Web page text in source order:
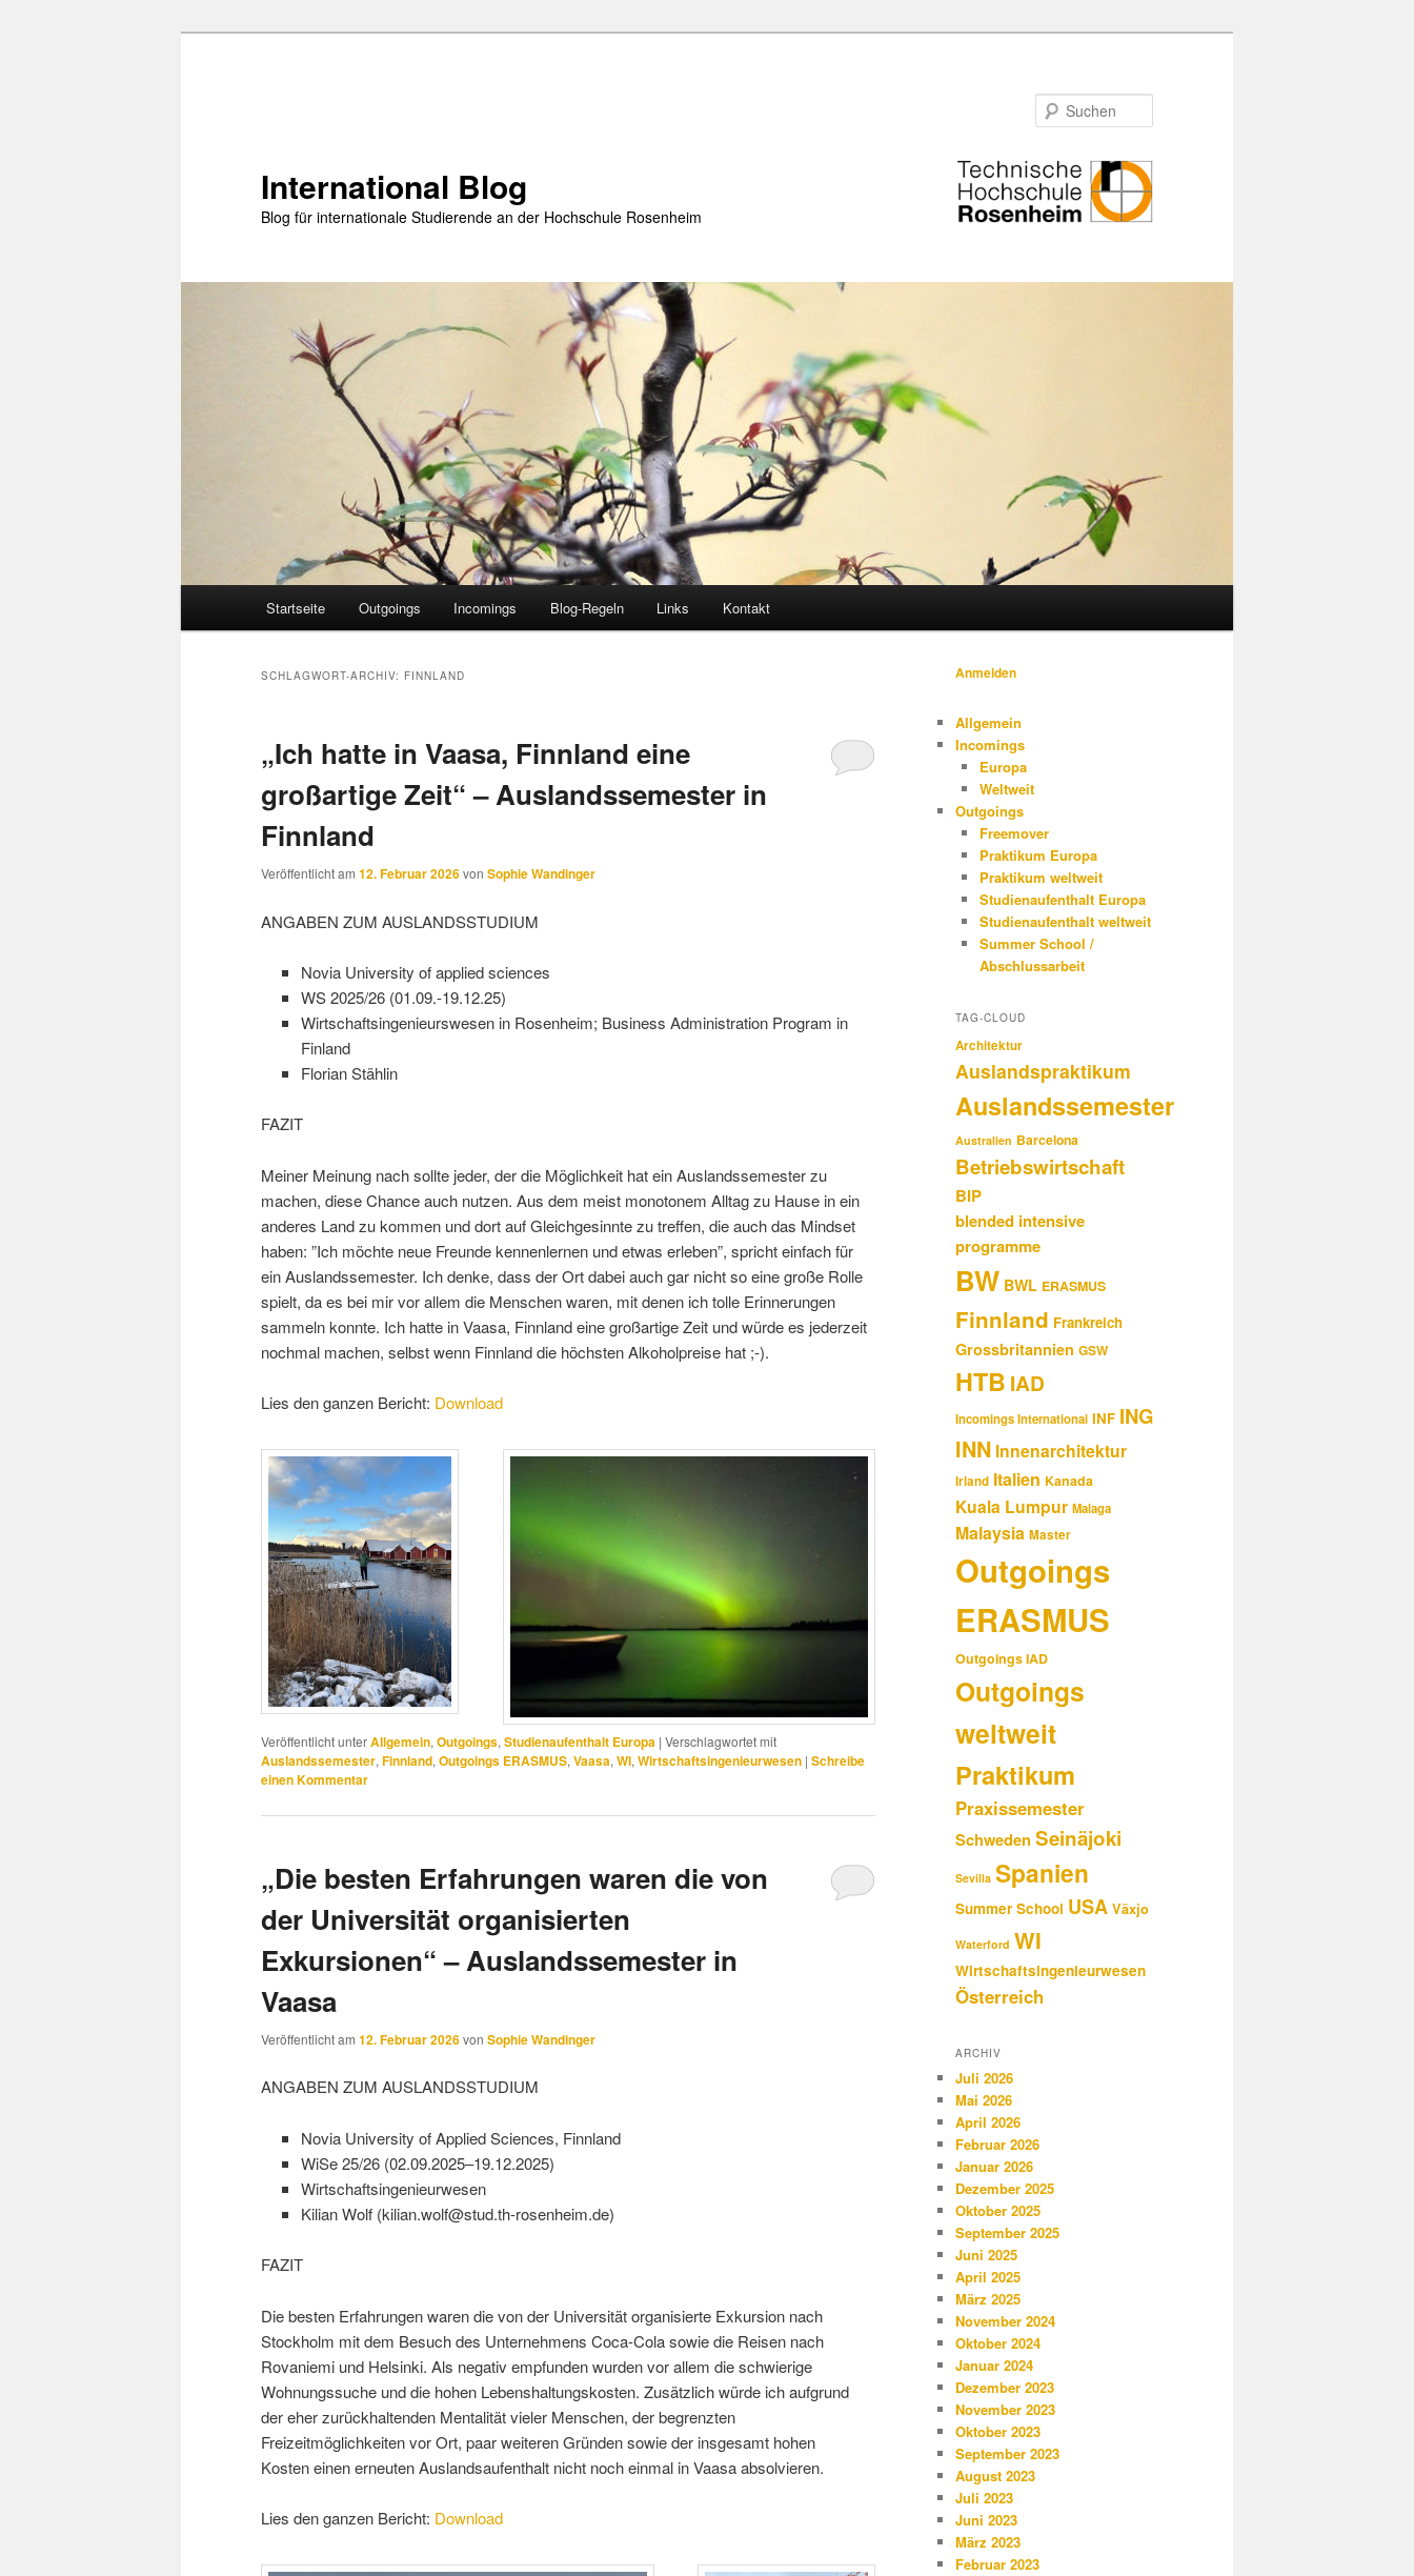
International Blog
Blog für internationale Studierende an der Hochschule Rosenheim
Startseite Outgoings Incomings Blog-Regeln Links Kontakt
SCHLAGWORT-ARCHIV: FINNLAND
„Ich hatte in Vaasa, Finnland eine
großartige Zeit“ – Auslandssemester in
Finnland
Veröffentlicht am 12. Februar 2026von Sophie Wandinger
ANGABEN ZUM AUSLANDSSTUDIUM
Novia University of applied sciences
WS 2025/26 (01.09.-19.12.25)
Wirtschaftsingenieurswesen in Rosenheim; Business Administration Program in
Finland
Florian Stählin
FAZIT
Meiner Meinung nach sollte jeder, der die Möglichkeit hat ein Auslandssemester zu
machen, diese Chance auch nutzen. Aus dem meist monotonem Alltag zu Hause in ein
anderes Land zu kommen und dort auf Gleichgesinnte zu treffen, die auch das Mindset
haben: ”Ich möchte neue Freunde kennenlernen und etwas erleben”, spricht einfach für
ein Auslandssemester. Ich denke, dass der Ort dabei auch gar nicht so eine große Rolle
spielt, da es bei mir vor allem die Menschen waren, mit denen ich tolle Erinnerungen
sammeln konnte. Ich hatte in Vaasa, Finnland eine großartige Zeit und würde es jederzeit
nochmal machen, selbst wenn Finnland die höchsten Alkoholpreise hat ;-).
Lies den ganzen Bericht: Download
Veröffentlicht unterAllgemein,Outgoings,Studienaufenthalt Europa | Verschlagwortet mit
Auslandssemester,Finnland,Outgoings ERASMUS,Vaasa,WI,Wirtschaftsingenieurwesen | Schreibe
einen Kommentar
„Die besten Erfahrungen waren die von
der Universität organisierten
Exkursionen“ – Auslandssemester in
Vaasa
Veröffentlicht am 12. Februar 2026von Sophie Wandinger
ANGABEN ZUM AUSLANDSSTUDIUM
Novia University of Applied Sciences, Finnland
WiSe 25/26 (02.09.2025–19.12.2025)
Wirtschaftsingenieurwesen
Kilian Wolf (kilian.wolf@stud.th-rosenheim.de)
FAZIT
Die besten Erfahrungen waren die von der Universität organisierte Exkursion nach
Stockholm mit dem Besuch des Unternehmens Coca-Cola sowie die Reisen nach
Rovaniemi und Helsinki. Als negativ empfunden wurden vor allem die schwierige
Wohnungssuche und die hohen Lebenshaltungskosten. Zusätzlich würde ich aufgrund
der eher zurückhaltenden Mentalität vieler Menschen, der begrenzten
Freizeitmöglichkeiten vor Ort, paar weiteren Gründen sowie der insgesamt hohen
Kosten einen erneuten Auslandsaufenthalt nicht noch einmal in Vaasa absolvieren.
Lies den ganzen Bericht: Download
Anmelden
Allgemein
Incomings
Europa
Weltweit
Outgoings
Freemover
Praktikum Europa
Praktikum weltweit
Studienaufenthalt Europa
Studienaufenthalt weltweit
Summer School /
Abschlussarbeit
TAG-CLOUD
Architektur
Auslandspraktikum
Auslandssemester
Australien Barcelona
Betriebswirtschaft
BIP
blended intensive
programme
BW BWL ERASMUS
Finnland Frankreich
Grossbritannien GSW
HTB IAD
Incomings International INF ING
INN Innenarchitektur
Irland Italien Kanada
Kuala Lumpur Malaga
Malaysia Master
Outgoings
ERASMUS
Outgoings IAD
Outgoings
weltweit
Praktikum
Praxissemester
Schweden Seinäjoki
Sevilla Spanien
Summer School USA Växjo
Waterford WI
Wirtschaftsingenieurwesen
Österreich
ARCHIV
Juli 2026
Mai 2026
April 2026
Februar 2026
Januar 2026
Dezember 2025
Oktober 2025
September 2025
Juni 2025
April 2025
März 2025
November 2024
Oktober 2024
Januar 2024
Dezember 2023
November 2023
Oktober 2023
September 2023
August 2023
Juli 2023
Juni 2023
März 2023
Februar 2023